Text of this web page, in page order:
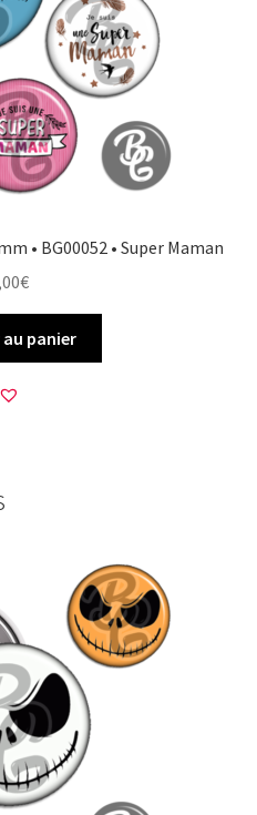
• BG00052 • Super Maman
€
panier